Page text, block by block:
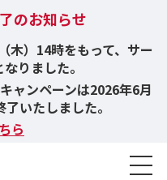
のお知らせ
木）14時をもって、サー
りました。
ャンペーンは2026年6月
いたしました。
ら